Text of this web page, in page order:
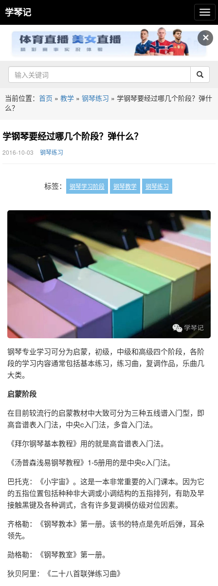
✕
学琴记
当前位置： 首页 » 教学 » 钢琴练习 » 学钢琴要经过哪几个阶段？弹什
么？
学钢琴要经过哪几个阶段？弹什么？
2016-10-03 钢琴练习
标签： 钢琴学习阶段 钢琴教学 钢琴练习
钢琴专业学习可分为启蒙，初级，中级和高级四个阶段，各阶
段的学习内容通常包括基本练习，练习曲，复调作品，乐曲几
大类。
启蒙阶段
在目前较流行的启蒙教材中大致可分为三种五线谱入门型，即
高音谱表入门法，中央c入门法，多音入门法。
《拜尔钢琴基本教程》用的就是高音谱表入门法。
《汤普森浅易钢琴教程》1-5册用的是中央c入门法。
巴托克：《小宇宙》。这是一本非常重要的入门课本。因为它
的五指位置包括种种非大调或小调结构的五指排列，有助及早
接触黑键及各种调式，含有许多复调模仿级对位因素。
齐格勒：《钢琴教本》第一册。该书的特点是先听后弹，耳朵
领先。
勋格勒：《钢琴教室》第一册。
狄贝阿里：《二十八首联弹练习曲》